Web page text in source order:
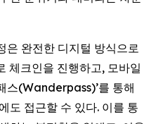
은 완전한 디지털 방식으로
체크인을 진행하고, 모바일
스(Wanderpass)’를 통해
도 접근할 수 있다. 이를 통